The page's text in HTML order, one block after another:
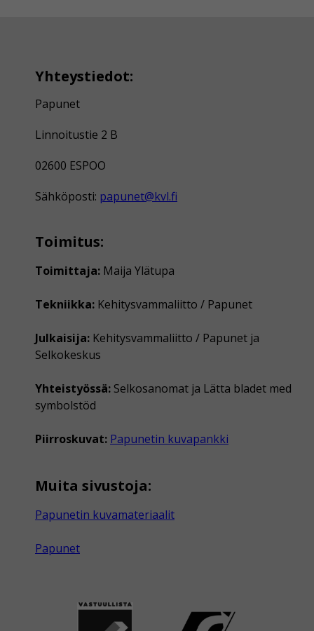
Yhteystiedot:
Papunet
Linnoitustie 2 B
02600 ESPOO
Sähköposti: papunet@kvl.fi
Toimitus:
Toimittaja: Maija Ylätupa
Tekniikka: Kehitysvammaliitto / Papunet
Julkaisija: Kehitysvammaliitto / Papunet ja
Selkokeskus
Yhteistyössä: Selkosanomat ja Lätta bladet med
symbolstöd
Piirroskuvat: Papunetin kuvapankki
Muita sivustoja:
Papunetin kuvamateriaalit
Papunet